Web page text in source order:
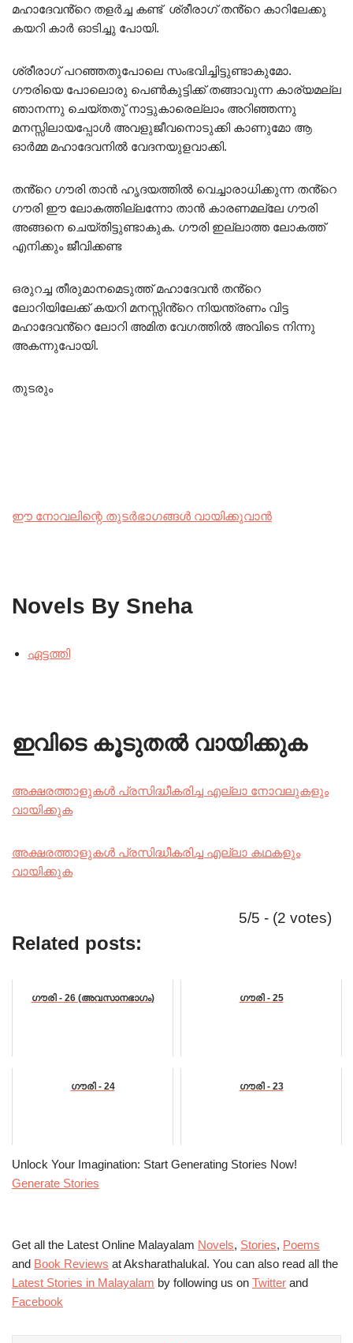
മഹാദേവൻ്റെ തളർച്ച കണ്ട് ശ്രീരാഗ് തൻ്റെ കാറിലേക്കു
കയറി കാർ ഓടിച്ചു പോയി.
ശ്രീരാഗ് പറഞ്ഞതുപോലെ സംഭവിച്ചിട്ടുണ്ടാകുമോ.
ഗൗരിയെ പോലൊരു പെൺകുട്ടിക്ക് തങ്ങാവുന്ന കാര്യമല്ല
ഞാനന്നു ചെയ്തതു് നാട്ടുകാരെല്ലാം അറിഞ്ഞന്നു
മനസ്സിലായപ്പോൾ അവളുജീവനൊടുക്കി കാണുമോ ആ
ഓർമ്മ മഹാദേവനിൽ വേദനയുളവാക്കി.
തൻ്റെ ഗൗരി താൻ ഹൃദയത്തിൽ വെച്ചാരാധിക്കുന്ന തൻ്റെ
ഗൗരി ഈ ലോകത്തില്ലന്നോ താൻ കാരണമല്ലേ ഗൗരി
അങ്ങനെ ചെയ്തിട്ടുണ്ടാകുക. ഗൗരി ഇല്ലാത്ത ലോകത്ത്
എനിക്കും ജീവിക്കണ്ട
ഒരുറച്ച തീരുമാനമെടുത്ത് മഹാദേവൻ തൻ്റെ
ലോറിയിലേക്ക് കയറി മനസ്സിൻ്റെ നിയന്ത്രണം വിട്ട
മഹാദേവൻ്റെ ലോറി അമിത വേഗത്തിൽ അവിടെ നിന്നു
അകന്നുപോയി.
തുടരും
ഈ നോവലിന്റെ തുടർഭാഗങ്ങൾ വായിക്കുവാൻ
Novels By Sneha
ഏട്ടത്തി
ഇവിടെ കൂടുതൽ വായിക്കുക
അക്ഷരത്താളുകൾ പ്രസിദ്ധീകരിച്ച എല്ലാ നോവലുകളും
വായിക്കുക
അക്ഷരത്താളുകൾ പ്രസിദ്ധീകരിച്ച എല്ലാ കഥകളും
വായിക്കുക
5/5 - (2 votes)
Related posts:
ഗൗരി - 26 (അവസാനഭാഗം) ഗൗരി - 25
ഗൗരി - 24 ഗൗരി - 23
Unlock Your Imagination: Start Generating Stories Now!
Generate Stories
Get all the Latest Online Malayalam Novels, Stories, Poems
and Book Reviews at Aksharathalukal. You can also read all the
Latest Stories in Malayalam by following us on Twitter and
Facebook